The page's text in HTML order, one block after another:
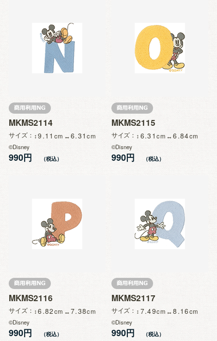
MKMS2114
サイズ 9.11 6.31
©Disney
990円
MKMS2115
サイズ 6.31 6.84
©Disney
990円
MKMS2116
サイズ 6.82 7.38
©Disney
990円
MKMS2117
サイズ 7.49 8.16
©Disney
990円